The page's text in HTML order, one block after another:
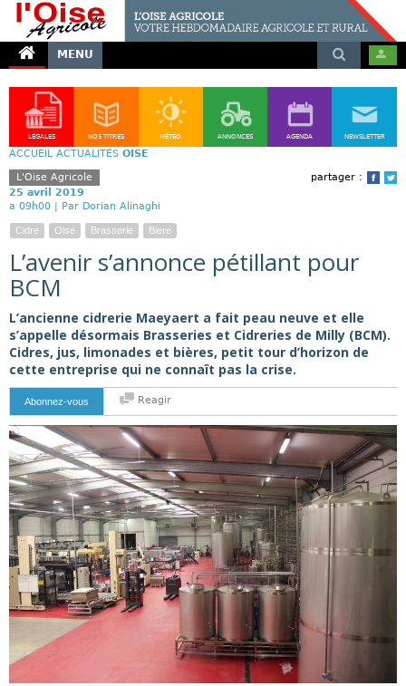
MENU
LÉGALES NOS TITRES MÉTÉO ANNONCES AGENDA NEWSLETTER
ACCUEIL ACTUALITÉS OISE
partager :
L'Oise Agricole
25 avril 2019
a 09h00 | Par Dorian Alinaghi
Cidre Oise Brasserie Biere
L’avenir s’annonce pétillant pour
BCM
L’ancienne cidrerie Maeyaert a fait peau neuve et elle
s’appelle désormais Brasseries et Cidreries de Milly (BCM).
Cidres, jus, limonades et bières, petit tour d’horizon de
cette entreprise qui ne connaît pas la crise.
Abonnez-vous Reagir